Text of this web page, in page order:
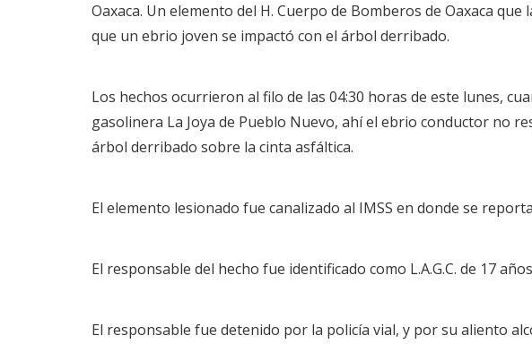
Oaxaca. Un elemento del H. Cuerpo de Bomberos de Oaxaca
que un ebrio joven se impactó con el árbol derribado.
Los hechos ocurrieron al filo de las 04:30 horas de este lunes,
gasolinera La Joya de Pueblo Nuevo, ahí el ebrio conductor no
árbol derribado sobre la cinta asfáltica.
El elemento lesionado fue canalizado al IMSS en donde se
El responsable del hecho fue identificado como L.A.G.C. de 17
El responsable fue detenido por la policía vial, y por su aliento